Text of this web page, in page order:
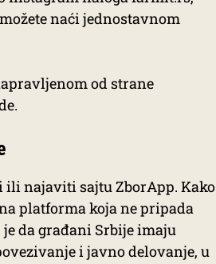
naći jednostavnom
od strane
najaviti sajtu ZborApp. Kako
platforma koja ne pripada
da građani Srbije imaju
i javno delovanje, u